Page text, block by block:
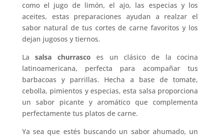
como el jugo de limón, el ajo, las especias y los
aceites, estas preparaciones ayudan a realzar el
sabor natural de tus cortes de carne favoritos y los
dejan jugosos y tiernos.
La salsa churrasco es un clásico de la cocina
latinoamericana, perfecta para acompañar tus
barbacoas y parrillas. Hecha a base de tomate,
cebolla, pimientos y especias, esta salsa proporciona
un sabor picante y aromático que complementa
perfectamente tus platos de carne.
Ya sea que estés buscando un sabor ahumado, un